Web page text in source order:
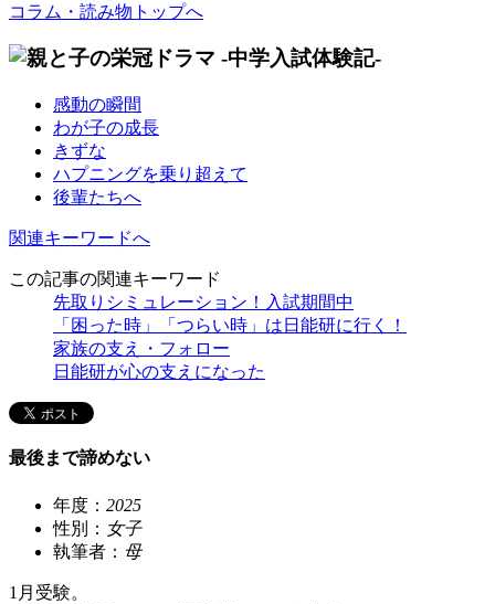
コラム・読み物トップへ
感動の瞬間
わが子の成長
きずな
ハプニングを乗り超えて
後輩たちへ
関連キーワードへ
この記事の関連キーワード
先取りシミュレーション！入試期間中
「困った時」「つらい時」は日能研に行く！
家族の支え・フォロー
日能研が心の支えになった
最後まで諦めない
年度： 2025
性別： 女子
執筆者： 母
1月受験。